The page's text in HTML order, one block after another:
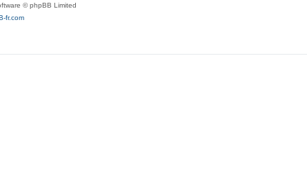
© phpBB Limited
fr.com